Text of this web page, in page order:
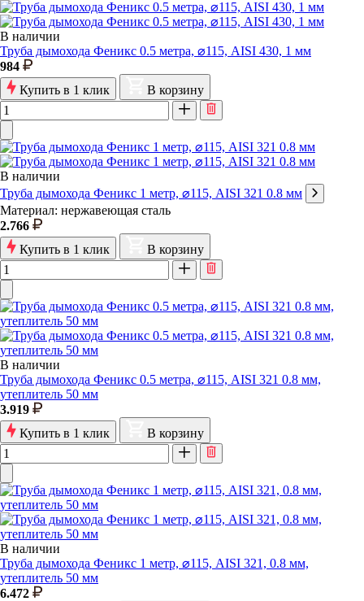
В наличии
Труба дымохода Феникс 0.5 метра, ⌀115, AISI 430, 1 мм
984
Купить в 1 клик
В корзину
В наличии
Труба дымохода Феникс 1 метр, ⌀115, AISI 321 0.8 мм
Материал: нержавеющая сталь
2.766
Купить в 1 клик
В корзину
В наличии
Труба дымохода Феникс 0.5 метра, ⌀115, AISI 321 0.8 мм,
утеплитель 50 мм
3.919
Купить в 1 клик
В корзину
В наличии
Труба дымохода Феникс 1 метр, ⌀115, AISI 321, 0.8 мм,
утеплитель 50 мм
6.472